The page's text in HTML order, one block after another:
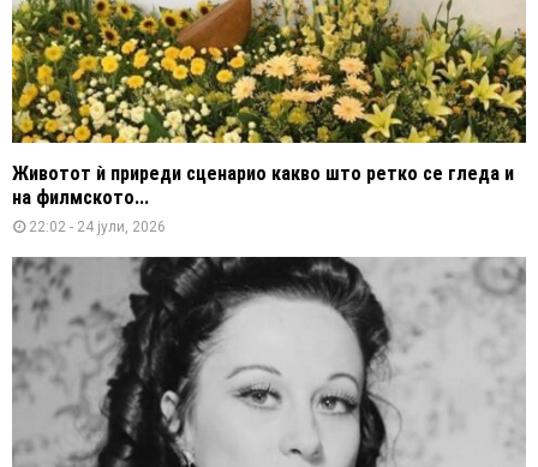
Животот ѝ приреди сценарио какво што ретко се гледа и
на филмското...
22:02 - 24 јули, 2026